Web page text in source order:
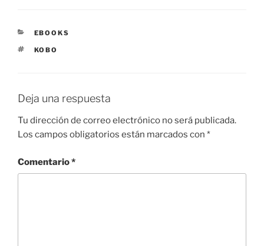
CATEGORÍAS
EBOOKS
ETIQUETAS
KOBO
Deja una respuesta
Tu dirección de correo electrónico no será publicada.
Los campos obligatorios están marcados con *
Comentario*